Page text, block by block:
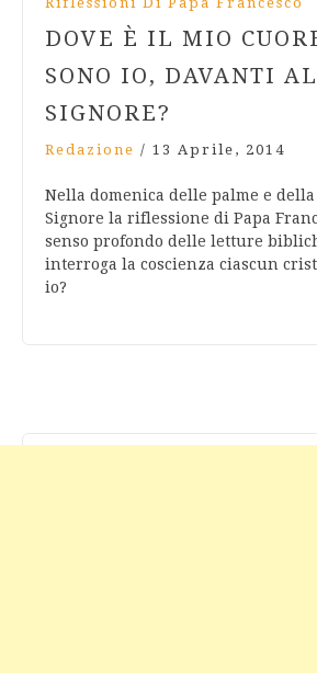
DOVE È IL MIO
SONO IO, DAVANTI
SIGNORE?
Redazione / 13 Aprile, 2014
Nella domenica delle palme e della
Signore la riflessione di Papa
senso profondo delle letture
interroga la coscienza ciascun
io?